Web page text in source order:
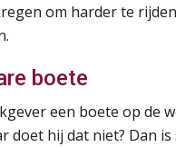
om harder te
boete
een boete op de
doet hij dat niet? Dan
MOCuitgevers